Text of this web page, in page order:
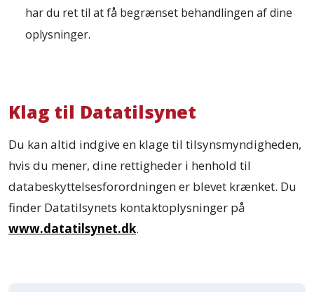
har du ret til at få begrænset behandlingen af dine
oplysninger.
Klag til Datatilsynet
Du kan altid indgive en klage til tilsynsmyndigheden,
hvis du mener, dine rettigheder i henhold til
databeskyttelsesforordningen er blevet krænket. Du
finder Datatilsynets kontaktoplysninger på
www.datatilsynet.dk.